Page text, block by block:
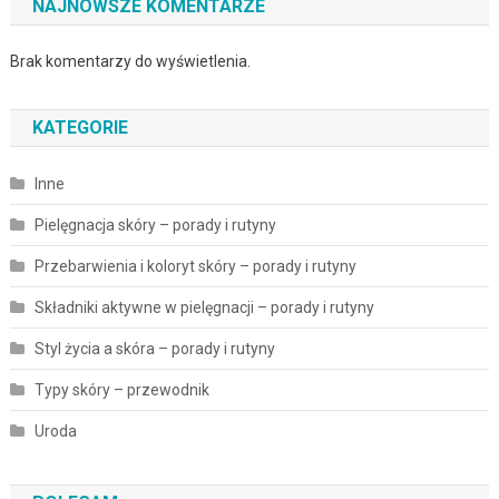
NAJNOWSZE KOMENTARZE
Brak komentarzy do wyświetlenia.
KATEGORIE
Inne
Pielęgnacja skóry – porady i rutyny
Przebarwienia i koloryt skóry – porady i rutyny
Składniki aktywne w pielęgnacji – porady i rutyny
Styl życia a skóra – porady i rutyny
Typy skóry – przewodnik
Uroda